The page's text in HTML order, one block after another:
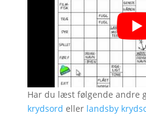
Har du læst følgende andre
krydsord eller landsby